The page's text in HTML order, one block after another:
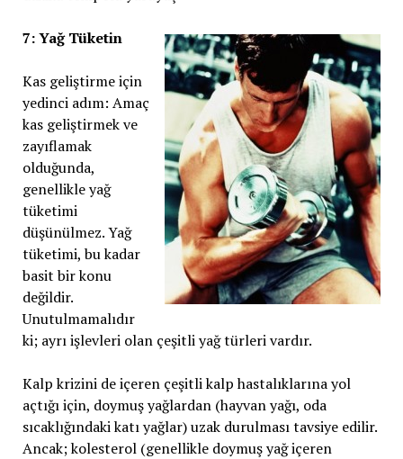
7: Yağ Tüketin
Kas geliştirme için
yedinci adım: Amaç
kas geliştirmek ve
zayıflamak
olduğunda,
genellikle yağ
tüketimi
düşünülmez. Yağ
tüketimi, bu kadar
basit bir konu
değildir.
Unutulmamalıdır
ki; ayrı işlevleri olan çeşitli yağ türleri vardır.
Kalp krizini de içeren çeşitli kalp hastalıklarına yol
açtığı için, doymuş yağlardan (hayvan yağı, oda
sıcaklığındaki katı yağlar) uzak durulması tavsiye edilir.
Ancak; kolesterol (genellikle doymuş yağ içeren